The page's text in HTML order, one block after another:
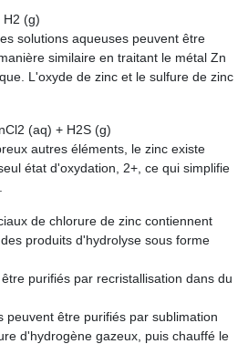
(g)
solutions aqueuses peuvent être
similaire en traitant le métal Zn
L'oxyde de zinc et le sulfure de zinc
(aq) + H2S (g)
autres éléments, le zinc existe
état d'oxydation, 2+, ce qui simplifie
de chlorure de zinc contiennent
produits d'hydrolyse sous forme
purifiés par recristallisation dans du
peuvent être purifiés par sublimation
d'hydrogène gazeux, puis chauffé le